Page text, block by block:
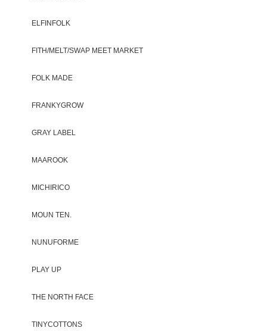
ELFINFOLK
FITH/MELT/SWAP MEET MARKET
FOLK MADE
FRANKYGROW
GRAY LABEL
MAAROOK
MICHIRICO
MOUN TEN.
NUNUFORME
PLAY UP
THE NORTH FACE
TINYCOTTONS